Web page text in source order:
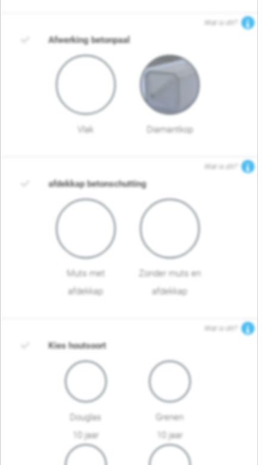
Wat is dit?
Afwerking betonpaal
Vlak Diamantkop
Wat is dit?
afdekkap betonschutting
Muts met
afdekkap
Zonder muts en
afdekkap
Wat is dit?
Kies houtsoort
Douglas
10 jaar
Grenen
10 jaar